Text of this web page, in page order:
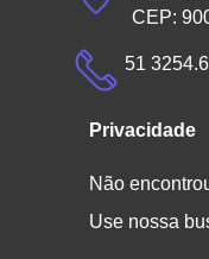
CEP:
51
Privacidade
Não
Use nossa